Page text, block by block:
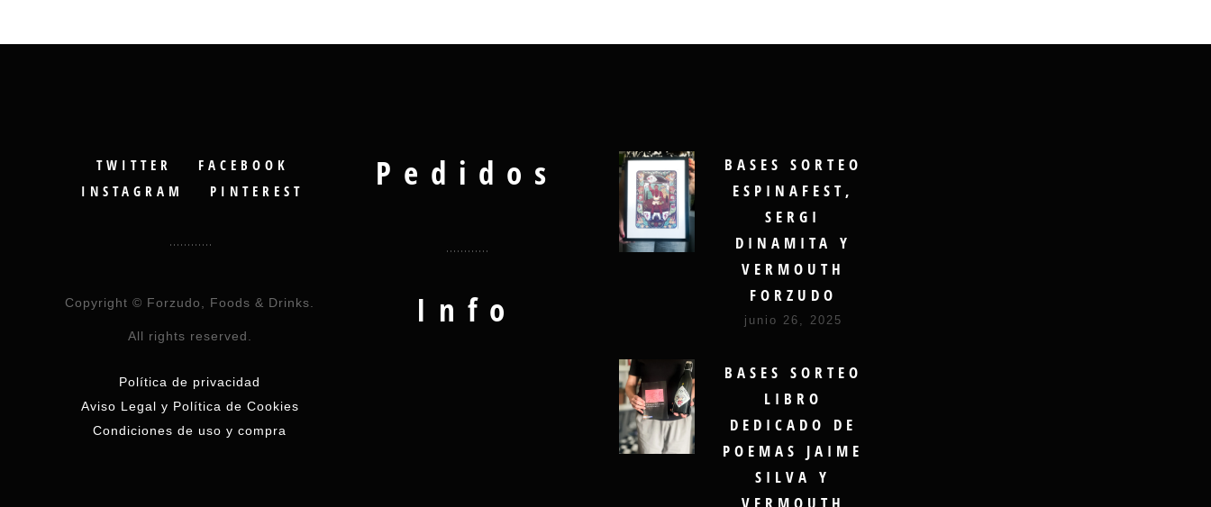
TWITTER
FACEBOOK
INSTAGRAM
PINTEREST
Copyright © Forzudo, Foods & Drinks.
All rights reserved.
Política de privacidad
Aviso Legal y Política de Cookies
Condiciones de uso y compra
Pedidos
Info
BASES SORTEO
ESPINAFEST,
SERGI
DINAMITA Y
VERMOUTH
FORZUDO
junio 26, 2025
BASES SORTEO
LIBRO
DEDICADO DE
POEMAS JAIME
SILVA Y